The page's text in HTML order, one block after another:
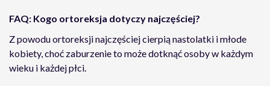
FAQ: Kogo ortoreksja dotyczy najczęściej?
Z powodu ortoreksji najczęściej cierpią nastolatki i młode
kobiety, choć zaburzenie to może dotknąć osoby w każdym
wieku i każdej płci.